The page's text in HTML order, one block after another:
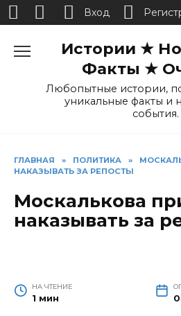
Истории ★
Факты ★
Любопытные истории,
уникальные факты и
события.
ГЛАВНАЯ » ПОЛИТИКА »
НАКАЗЫВАТЬ ЗА РЕПОСТЫ
Москалькова
наказывать за
НА ЧТЕНИЕ
1 мин
Вход